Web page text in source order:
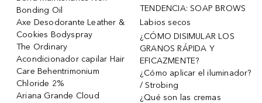
Bonding Oil
Axe Desodorante Leather &
Cookies Bodyspray
The Ordinary
Acondicionador capilar Hair
Care Behentrimonium
Chloride 2%
Ariana Grande Cloud
TENDENCIA: SOAP BROWS
Labios secos
¿CÓMO DISIMULAR LOS
GRANOS RÁPIDA Y
EFICAZMENTE?
¿Cómo aplicar el iluminador?
/ Strobing
¿Qué son las cremas